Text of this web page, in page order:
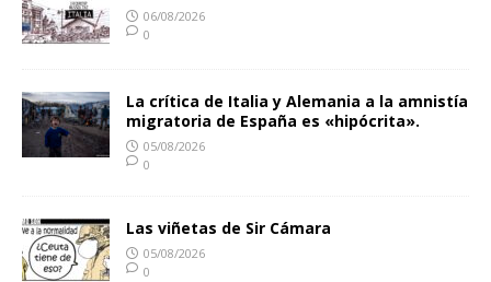
06/08/2026
0
La crítica de Italia y Alemania a la amnistía
migratoria de España es «hipócrita».
05/08/2026
0
Las viñetas de Sir Cámara
05/08/2026
0